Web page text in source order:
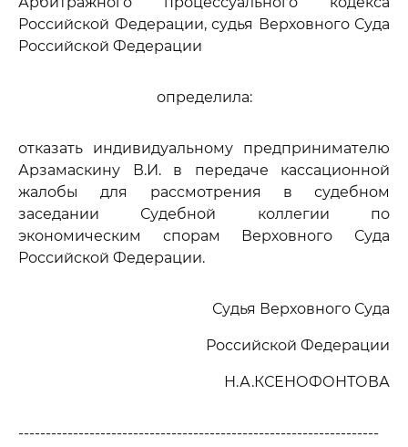
Российской Федерации, судья Верховного Суда
Российской Федерации
определила:
отказать индивидуальному предпринимателю
Арзамаскину В.И. в передаче кассационной
жалобы для рассмотрения в судебном
заседании Судебной коллегии по
экономическим спорам Верховного Суда
Российской Федерации.
Судья Верховного Суда
Российской Федерации
Н.А.КСЕНОФОНТОВА
------------------------------------------------------------------